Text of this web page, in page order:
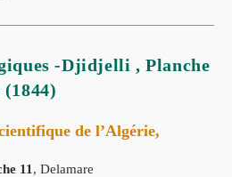
-Djidjelli , Planche
(1844)
de l’Algérie,
11 , Delamare